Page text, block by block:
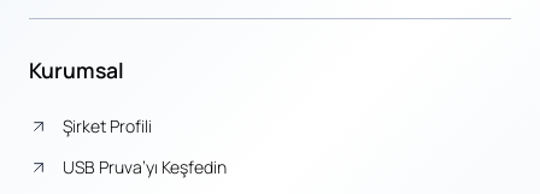
Kurumsal
Şirket Profili
USB Pruva’yı Keşfedin